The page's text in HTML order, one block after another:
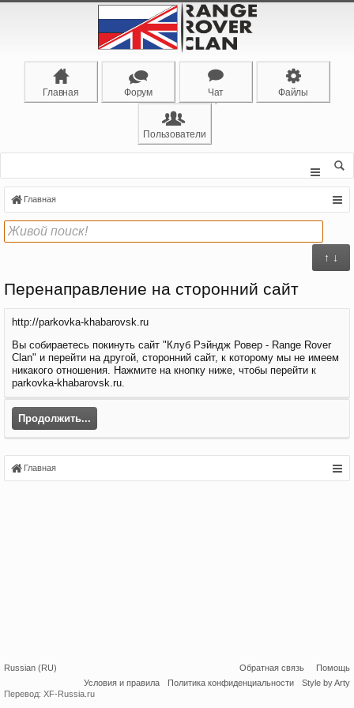
Главная Форум Чат Файлы
Пользователи
Главная
↑ ↓
Перенаправление на сторонний сайт
http://parkovka-khabarovsk.ru
Вы собираетесь покинуть сайт "Клуб Рэйндж Ровер - Range Rover
Clan" и перейти на другой, сторонний сайт, к которому мы не имеем
никакого отношения. Нажмите на кнопку ниже, чтобы перейти к
parkovka-khabarovsk.ru.
Продолжить...
Главная
Russian (RU) Обратная связь
Помощь
Условия и правила
Политика конфиденциальности
Style by Arty
Перевод: XF-Russia.ru